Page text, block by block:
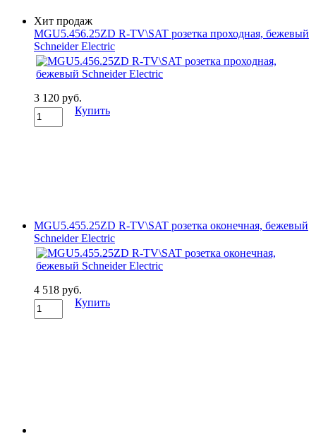
Хит продаж
MGU5.456.25ZD R-TV\SAT розетка проходная, бежевый
Schneider Electric
3 120 руб.
Купить
MGU5.455.25ZD R-TV\SAT розетка оконечная, бежевый
Schneider Electric
4 518 руб.
Купить